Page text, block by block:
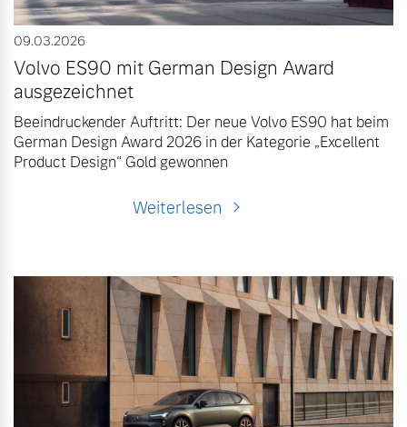
09.03.2026
Volvo ES90 mit German Design Award
ausgezeichnet
Beeindruckender Auftritt: Der neue Volvo ES90 hat beim
German Design Award 2026 in der Kategorie „Excellent
Product Design“ Gold gewonnen
Weiterlesen